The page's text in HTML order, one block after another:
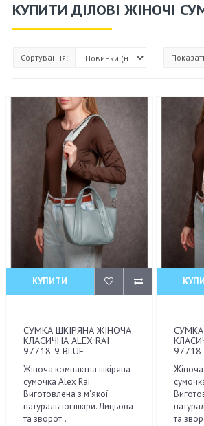
КУПИТИ ДІЛОВІ ЖІНОЧІ
Сортування:
КУПИТИ
СУМКА ШКІРЯНА ЖІНОЧА
КЛАСИЧНА ALEX RAI
97718-9 BLUE
Жіноча компактна шкіряна
сумочка Alex Rai.
Виготовлена з м'якої
натуральної шкіри. Лицьова
та зворот..
Жіноча
та